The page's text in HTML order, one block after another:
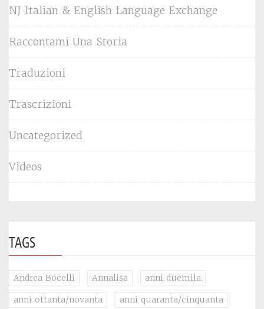
NJ Italian & English Language Exchange
Raccontami Una Storia
Traduzioni
Trascrizioni
Uncategorized
Videos
TAGS
Andrea Bocelli Annalisa anni duemila
anni ottanta/novanta anni quaranta/cinquanta